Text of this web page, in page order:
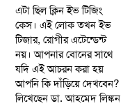
এটা ছিল ক্লিন ইভ টিজিং
কেস। এই লোক তখন ইভ
টিজার, রোগীর এটেন্ডেন্ট
নয়। আপনার বোনের সাথে
যদি এই আচরন করা হয়
আপনি কি দাঁড়িয়ে দেখবেন?
লিখেছেন ডা. আহমেদ লিঙ্কন